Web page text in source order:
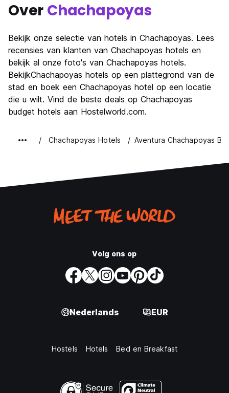
Over Chachapoyas
Bekijk onze selectie van hotels in Chachapoyas. Lees
recensies van klanten van Chachapoyas hotels en
bekijk al onze foto's van Chachapoyas hotels.
BekijkChachapoyas hotels op een plattegrond van de
stad en boek een Chachapoyas hotel op een locatie
die u wilt. Vind de beste deals op Chachapoyas
budget hotels aan Hostelworld.com.
Chachapoyas Hotels Aventura Chachapoyas
Volg ons op
Nederlands EUR
Hostels Hotels Bed en Breakfast